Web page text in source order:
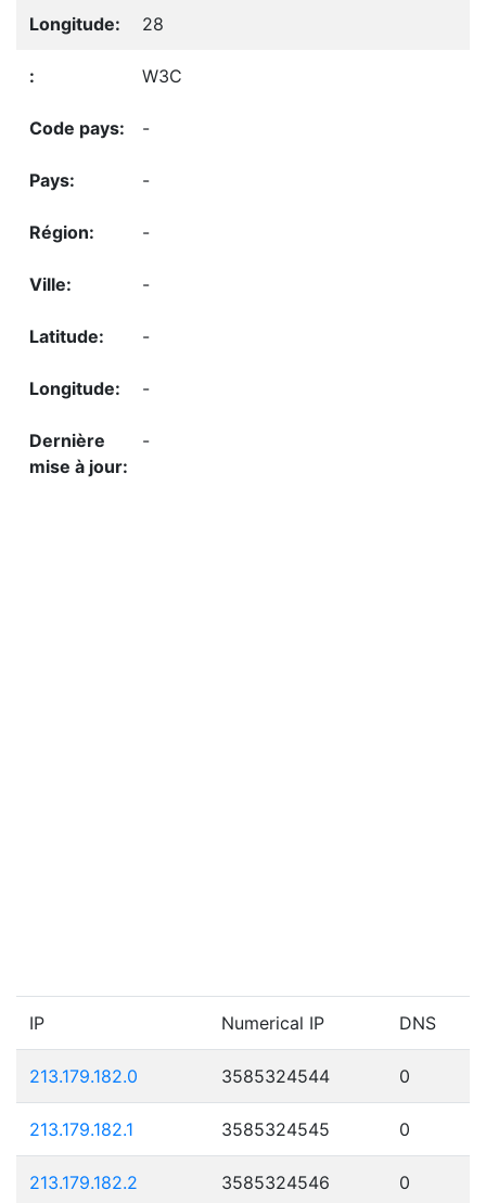
28
W3C
-
-
-
-
-
-
-
IP Numerical IP DNS
213.179.182.0 3585324544 0
213.179.182.1 3585324545 0
213.179.182.2 3585324546 0